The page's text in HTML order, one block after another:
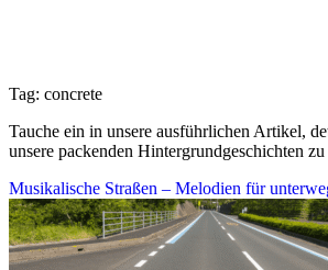
Tag: concrete
Tauche ein in unsere ausführlichen Artikel,
unsere packenden Hintergrundgeschichten
Musikalische Straßen – Melodien für